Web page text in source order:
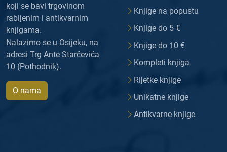
koji se bavi trgovinom
rabljenim i antikvarnim
knjigama.
Nalazimo se u Osijeku, na
adresi Trg Ante Starčevića
10 (Pothodnik).
O nama
Knjige na popustu
Knjige do 5 €
Knjige do 10 €
Kompleti knjiga
Rijetke knjige
Unikatne knjige
Antikvarne knjige